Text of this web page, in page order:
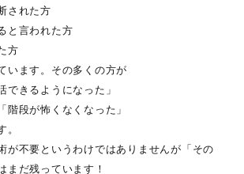
された方
と言われた方
方
います。その多くの方が
できるようになった」
階段が怖くなくなった」
。
が不要というわけではありませんが「その
まだ残っています！